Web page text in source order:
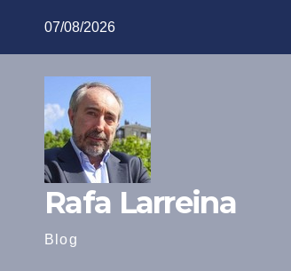
07/08/2026
Rafa Larreina
Blog